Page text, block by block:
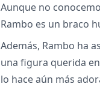
Aunque no
Rambo es un braco
Además, Rambo ha
una figura querida
lo hace aún más